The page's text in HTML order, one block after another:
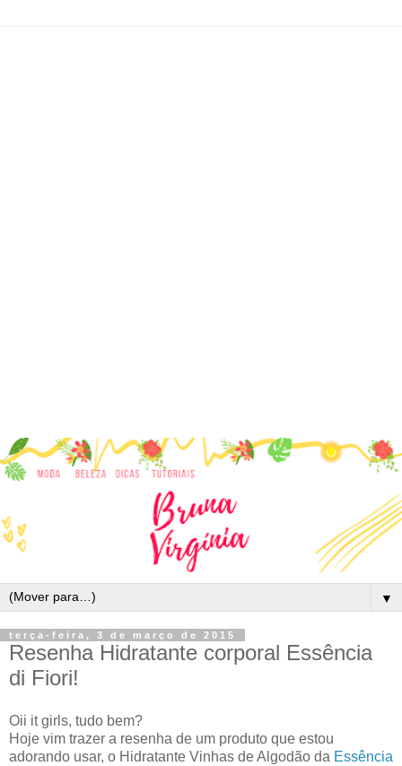
▼
terça-feira, 3 de março de 2015
Resenha Hidratante corporal Essência
di Fiori!
Oii it girls, tudo bem?
Hoje vim trazer a resenha de um produto que estou
adorando usar, o Hidratante Vinhas de Algodão da Essência